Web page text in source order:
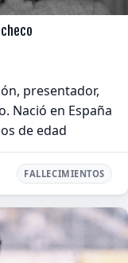
presentador,
Nació en España
de edad
FALLECIMIENTOS